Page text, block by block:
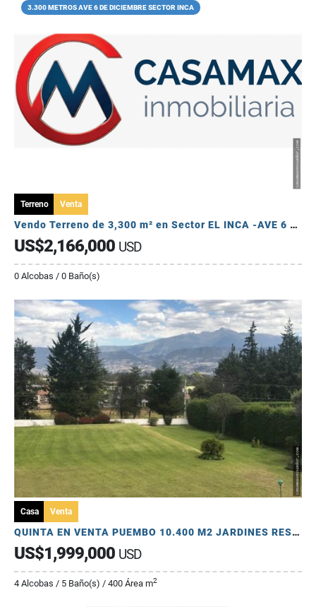
3.300 METROS AVE 6 DE DICIEMBRE SECTOR INCA
Terreno Venta
Vendo Terreno de 3,300 m² en Sector EL INCA -AVE 6 DE DICIEMBRE
US$2,166,000 USD
0 Alcobas / 0 Baño(s)
Casa Venta
QUINTA EN VENTA PUEMBO 10.400 M2 JARDINES RESERVORIO EXCELENTE SECTOR
US$1,999,000 USD
4 Alcobas / 5 Baño(s) / 400 Área m2